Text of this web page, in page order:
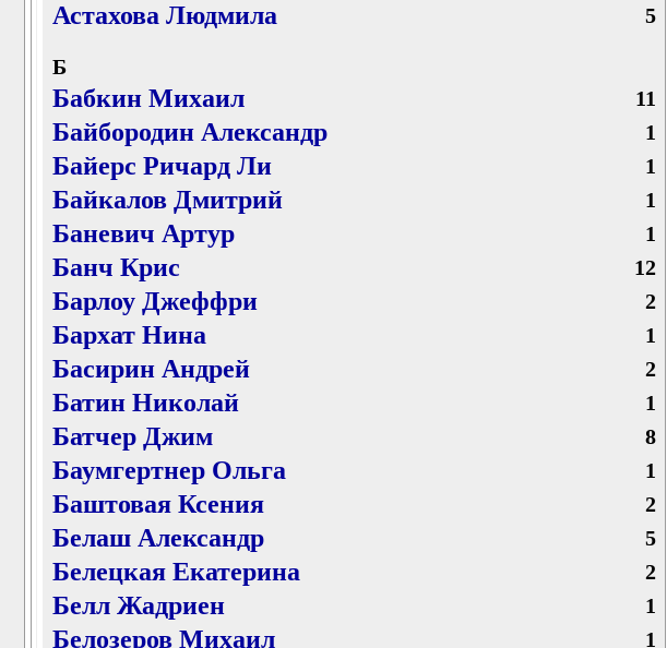
Астахова Людмила 5
Б
Бабкин Михаил 11
Байбородин Александр 1
Байерс Ричард Ли 1
Байкалов Дмитрий 1
Баневич Артур 1
Банч Крис 12
Барлоу Джеффри 2
Бархат Нина 1
Басирин Андрей 2
Батин Николай 1
Батчер Джим 8
Баумгертнер Ольга 1
Баштовая Ксения 2
Белаш Александр 5
Белецкая Екатерина 2
Белл Жадриен 1
Белозеров Михаил 1